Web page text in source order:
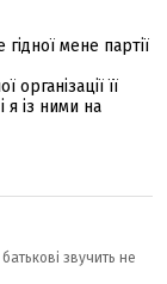
мене партії
її
я із ними на
звучить не